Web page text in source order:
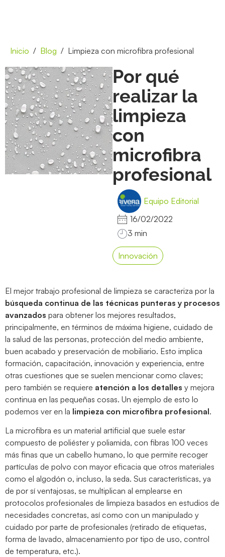
Inicio Blog Limpieza con microfibra profesional
Por qué
realizar la
limpieza
con
microfibra
profesional
Equipo Editorial
16/02/2022
Innovación
El mejor trabajo profesional de limpieza se caracteriza por la
búsqueda continua de las técnicas punteras y procesos
avanzados para obtener los mejores resultados,
principalmente, en términos de máxima higiene, cuidado de
la salud de las personas, protección del medio ambiente,
buen acabado y preservación de mobiliario. Esto implica
formación, capacitación, innovación y experiencia, entre
otras cuestiones que se suelen mencionar como claves;
pero también se requiere atención a los detalles y mejora
continua en las pequeñas cosas. Un ejemplo de esto lo
podemos ver en la limpieza con microfibra profesional.
La microfibra es un material artificial que suele estar
compuesto de poliéster y poliamida, con fibras 100 veces
más finas que un cabello humano, lo que permite recoger
partículas de polvo con mayor eficacia que otros materiales
como el algodón o, incluso, la seda. Sus características, ya
de por sí ventajosas, se multiplican al emplearse en
protocolos profesionales de limpieza basados en estudios de
necesidades concretas, así como con un manipulado y
cuidado por parte de profesionales (retirado de etiquetas,
forma de lavado, almacenamiento por tipo de uso, control
de temperatura, etc.).